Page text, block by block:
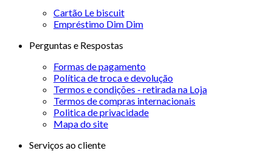
Cartão Le biscuit
Empréstimo Dim Dim
Perguntas e Respostas
Formas de pagamento
Política de troca e devolução
Termos e condições - retirada na Loja
Termos de compras internacionais
Politica de privacidade
Mapa do site
Serviços ao cliente